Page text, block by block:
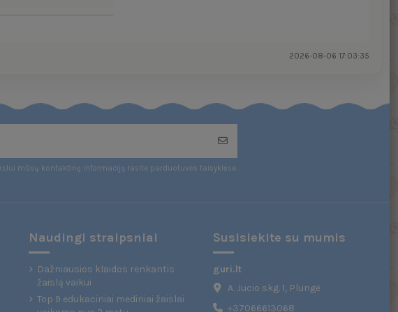
2026-08-06 17:03:35
mūsų kontaktinę informaciją rasite parduotuvės taisyklėse.
Naudingi straipsniai
Dažniausios klaidos renkantis
žaislą vaikui
Top 9 edukaciniai mediniai žaislai
Susisiekite su mumis
guri.lt
A. Jucio skg. 1, Plungė
+37066613068